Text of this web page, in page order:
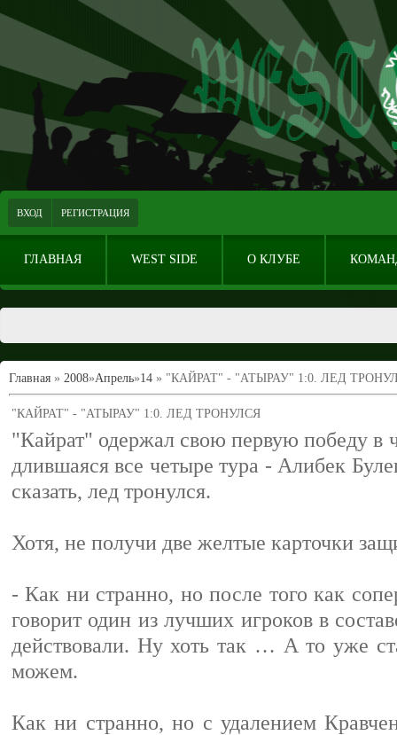
ВХОД РЕГИСТРАЦИЯ
ГЛАВНАЯ WEST SIDE О КЛУБЕ
Главная » 2008»Апрель»14 » "КАЙРАТ" - "АТЫРАУ" 1:0. ЛЕД
"КАЙРАТ" - "АТЫРАУ" 1:0. ЛЕД ТРОНУЛСЯ
"Кайрат" одержал свою первую победу в
длившаяся все четыре тура - Алибек
сказать, лед тронулся.
Хотя, не получи две желтые карточки
- Как ни странно, но после того как
говорит один из лучших игроков в
действовали. Ну хоть так … А то уже
можем.
Как ни странно, но с удалением